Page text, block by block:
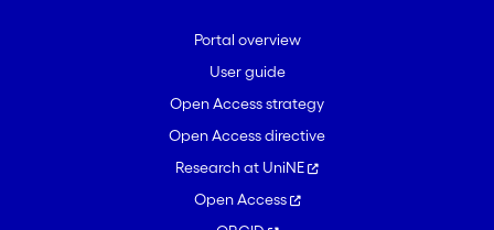
Portal overview
User guide
Open Access strategy
Open Access directive
Research at UniNE
Open Access